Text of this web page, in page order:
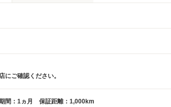
にご確認ください。
間：1ヵ月 保証距離：1,000km